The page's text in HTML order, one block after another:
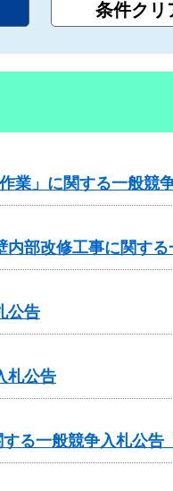
業」に関する一般競
内部改修工事に関す
公告
札公告
る一般競争入札公告